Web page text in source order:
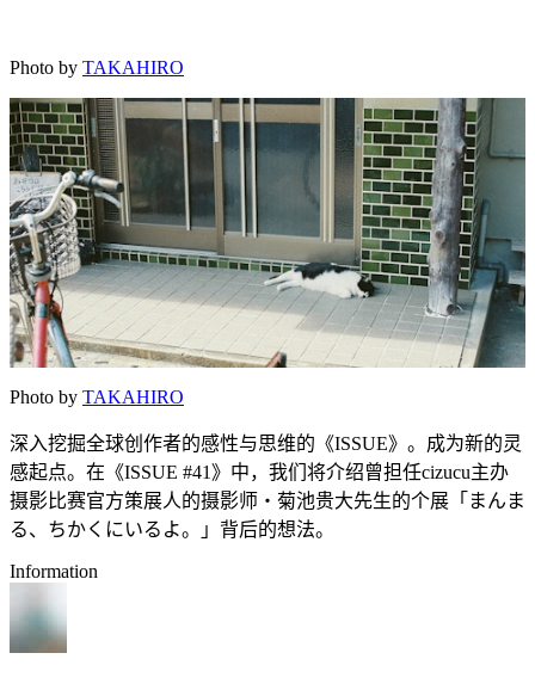
Photo by TAKAHIRO
Photo by TAKAHIRO
深入挖掘全球创作者的感性与思维的《ISSUE》。成为新的灵
感起点。在《ISSUE #41》中，我们将介绍曾担任cizucu主办
摄影比赛官方策展人的摄影师・菊池贵大先生的个展「まんま
る、ちかくにいるよ。」背后的想法。
Information